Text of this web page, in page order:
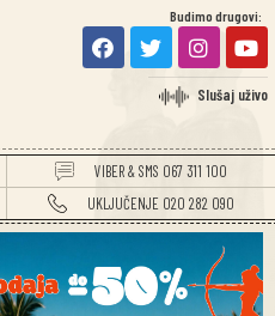
Budimo drugovi:
Slušaj uživo
VIBER & SMS 067 311 100
UKLJUČENJE 020 282 090